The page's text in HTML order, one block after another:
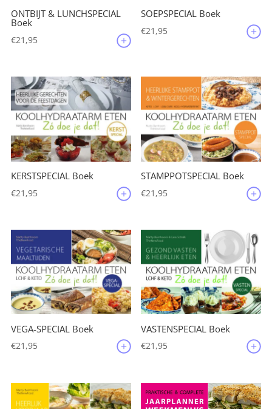
ONTBIJT & LUNCHSPECIAL
Boek
€21,95
SOEPSPECIAL Boek
€21,95
KERSTSPECIAL Boek
€21,95
STAMPPOTSPECIAL Boek
€21,95
VEGA-SPECIAL Boek
€21,95
VASTENSPECIAL Boek
€21,95